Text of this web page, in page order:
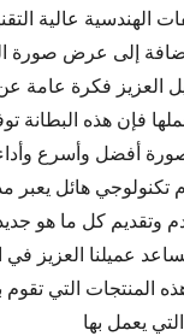
الهندسية عالية
إلى عرض صورة
العزيز فكرة عامة
فإن هذه البطانة
أفضل وأسرع
تكنولوجي هائل يعبر
وتقديم كل ما هو
عميلنا العزيز في
المنتجات التي
التي يعمل بها